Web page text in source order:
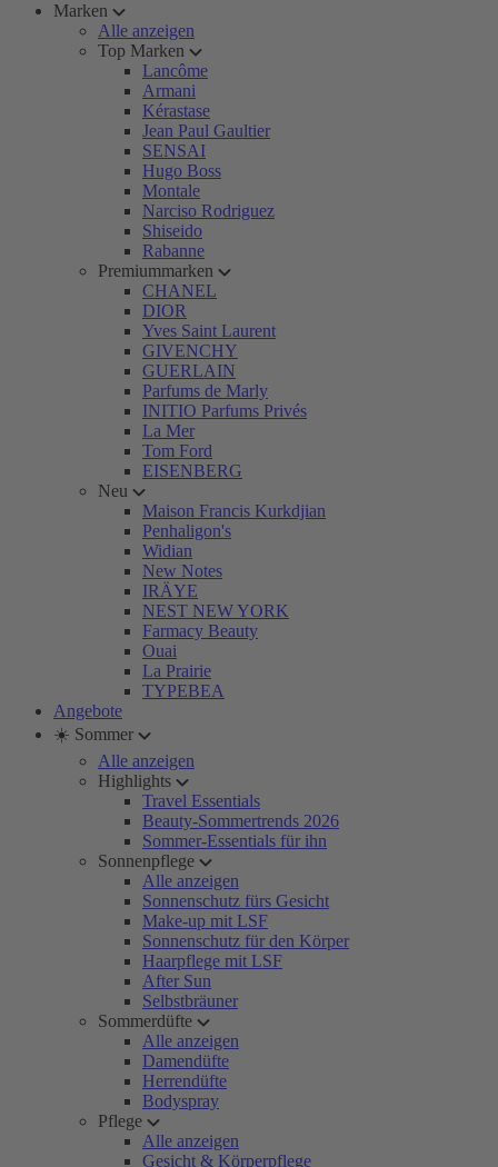
Marken
Alle anzeigen
Top Marken
Lancôme
Armani
Kérastase
Jean Paul Gaultier
SENSAI
Hugo Boss
Montale
Narciso Rodriguez
Shiseido
Rabanne
Premiummarken
CHANEL
DIOR
Yves Saint Laurent
GIVENCHY
GUERLAIN
Parfums de Marly
INITIO Parfums Privés
La Mer
Tom Ford
EISENBERG
Neu
Maison Francis Kurkdjian
Penhaligon's
Widian
New Notes
IRÄYE
NEST NEW YORK
Farmacy Beauty
Ouai
La Prairie
TYPEBEA
Angebote
☀️ Sommer
Alle anzeigen
Highlights
Travel Essentials
Beauty-Sommertrends 2026
Sommer-Essentials für ihn
Sonnenpflege
Alle anzeigen
Sonnenschutz fürs Gesicht
Make-up mit LSF
Sonnenschutz für den Körper
Haarpflege mit LSF
After Sun
Selbstbräuner
Sommerdüfte
Alle anzeigen
Damendüfte
Herrendüfte
Bodyspray
Pflege
Alle anzeigen
Gesicht & Körperpflege